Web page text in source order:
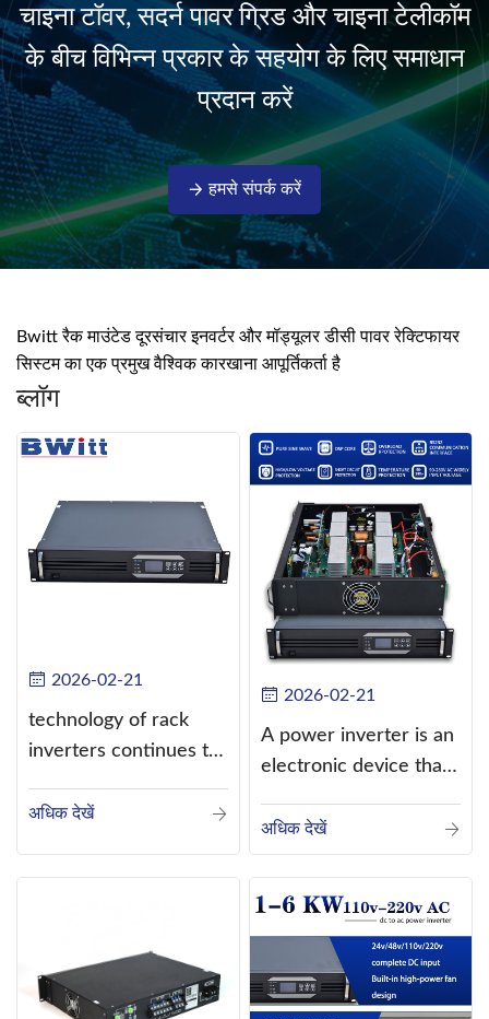
isolati...
चाइना टॉवर, सदर्न पावर ग्रिड और चाइना टेलीकॉम
के बीच विभिन्न प्रकार के सहयोग के लिए समाधान
प्रदान करें
हमसे संपर्क करें
Bwitt रैक माउंटेड दूरसंचार इनवर्टर और मॉड्यूलर डीसी पावर रेक्टिफायर
सिस्टम का एक प्रमुख वैश्विक कारखाना आपूर्तिकर्ता है
ब्लॉग
2026-02-21
technology of rack
inverters continues to
अधिक देखें
2026-02-21
A power inverter is an
electronic device that
current (DC) into
alternating current
अधिक देखें